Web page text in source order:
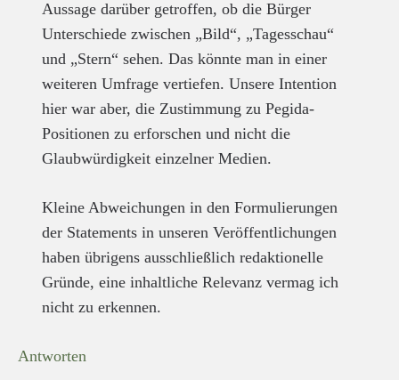
Aussage darüber getroffen, ob die Bürger
Unterschiede zwischen „Bild“, „Tagesschau“
und „Stern“ sehen. Das könnte man in einer
weiteren Umfrage vertiefen. Unsere Intention
hier war aber, die Zustimmung zu Pegida-
Positionen zu erforschen und nicht die
Glaubwürdigkeit einzelner Medien.
Kleine Abweichungen in den Formulierungen
der Statements in unseren Veröffentlichungen
haben übrigens ausschließlich redaktionelle
Gründe, eine inhaltliche Relevanz vermag ich
nicht zu erkennen.
Antworten